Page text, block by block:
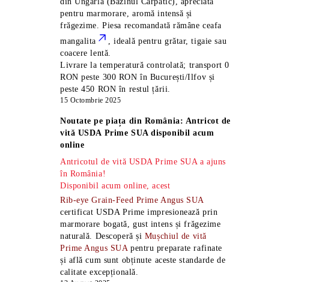
pentru marmorare, aromă intensă și
frăgezime. Piesa recomandată rămâneceafa
mangalita
, ideală pentru grătar, tigaie sau
coacere lentă.
Livrare la temperatură controlată; transport 0
RON peste 300 RON în București/Ilfov și
peste 450 RON în restul țării.
15 Octombrie 2025
Noutate pe piața din România: Antricot de
vită USDA Prime SUA disponibil acum
online
Antricotul de vită USDA Prime SUA a ajuns
în România!
Disponibil acum online, acest
Rib-eye Grain-Feed Prime Angus SUA
certificat USDA Prime impresionează prin
marmorare bogată, gust intens și frăgezime
naturală. Descoperă și Mușchiul de vită
Prime Angus SUA pentru preparate rafinate
și află cum sunt obținute aceste standarde de
calitate excepțională.